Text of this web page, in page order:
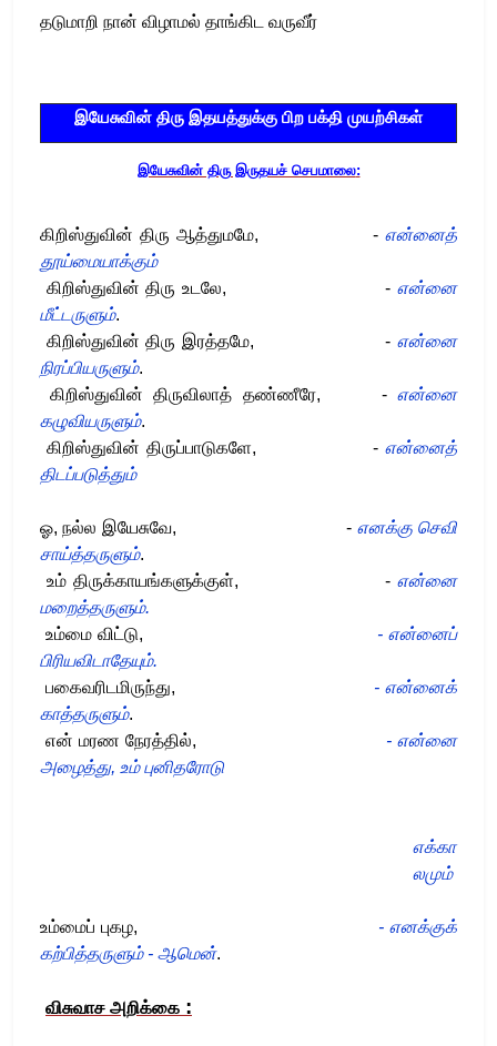
தடுமாறி நான் விழாமல் தாங்கிட வருவீர்
இயேசுவின் திரு இதயத்துக்கு பிற பக்தி முயற்சிகள்
இயேசுவின் திரு இருதயச் செபமாலை:
கிறிஸ்துவின் திரு ஆத்துமமே, -என்னைத்
தூய்மையாக்கும்
கிறிஸ்துவின் திரு உடலே, -என்னை
மீட்டருளும்.
கிறிஸ்துவின் திரு இரத்தமே, -என்னை
நிரப்பியருளும்.
கிறிஸ்துவின் திருவிலாத் தண்ணீரே, -என்னை
கழுவியருளும்.
கிறிஸ்துவின் திருப்பாடுகளே, -என்னைத்
திடப்படுத்தும்
ஓ,நல்ல இயேசுவே, - எனக்கு செவி
சாய்த்தருளும்.
உம் திருக்காயங்களுக்குள், - என்னை
மறைத்தருளும்.
உம்மை விட்டு, - என்னைப்
பிரியவிடாதேயும்.
பகைவரிடமிருந்து, - என்னைக்
காத்தருளும்.
என் மரண நேரத்தில், - என்னை
அழைத்து, உம் புனிதரோடு
எக்கா
லமும்
உம்மைப் புகழ, - எனக்குக்
கற்பித்தருளும் - ஆமென்.
விசுவாச அறிக்கை :